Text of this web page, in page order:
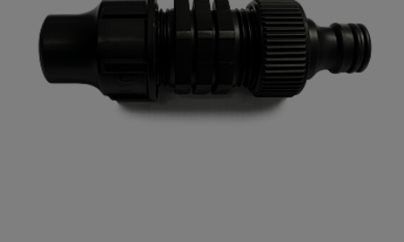
19
Lengte aansluitkabel
453 mm
Naam
Samenvatting